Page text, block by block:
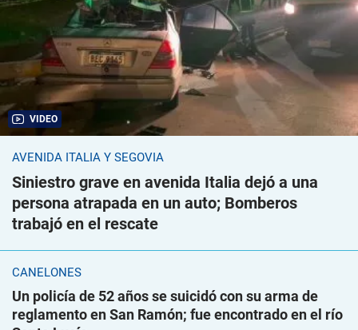
VIDEO
AVENIDA ITALIA Y SEGOVIA
Siniestro grave en avenida Italia dejó a una
persona atrapada en un auto; Bomberos
trabajó en el rescate
CANELONES
Un policía de 52 años se suicidó con su arma de
reglamento en San Ramón; fue encontrado en el río